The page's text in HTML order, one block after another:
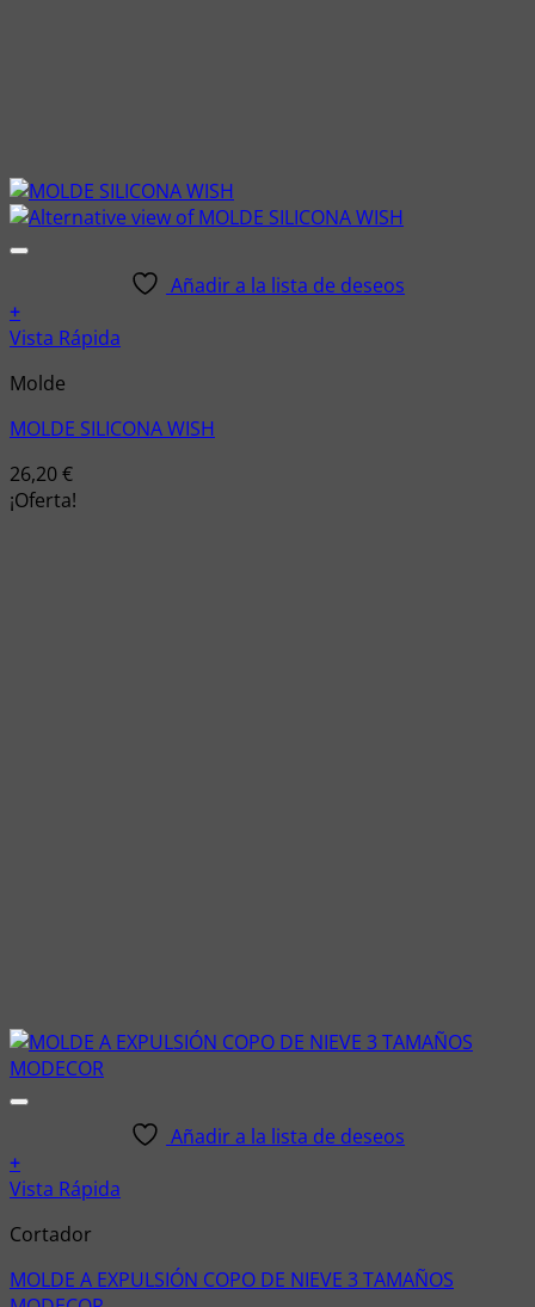
Añadir a la lista de deseos
+
Vista Rápida
Molde
MOLDE SILICONA WISH
26,20€
¡Oferta!
Añadir a la lista de deseos
+
Vista Rápida
Cortador
MOLDE A EXPULSIÓN COPO DE NIEVE 3 TAMAÑOS